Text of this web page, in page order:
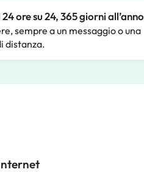
ore su 24, 365 giorni all’anno
sempre a un messaggio o una
distanza.